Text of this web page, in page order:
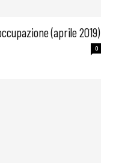
(aprile 2019)
0